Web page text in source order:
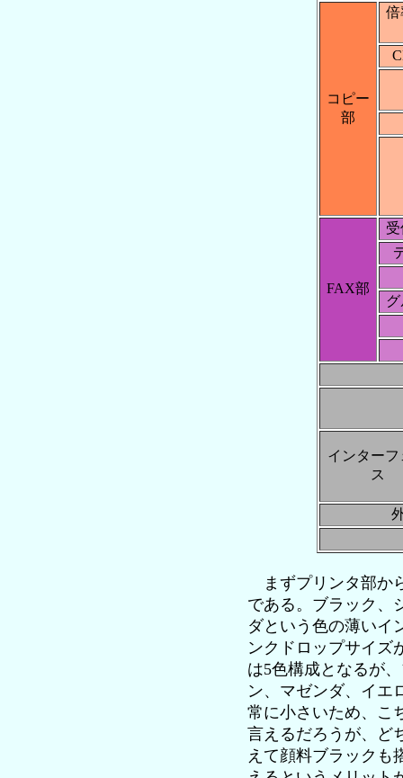
コピー
部
倍
FAX部
インターフ
ス
まずプリンタ部か
である。ブラック、
ダという色の薄いイ
ンクドロップサイズ
は5色構成となるが
ン、マゼンダ、イエ
常に小さいため、こ
言えるだろうが、ど
えて顔料ブラックも